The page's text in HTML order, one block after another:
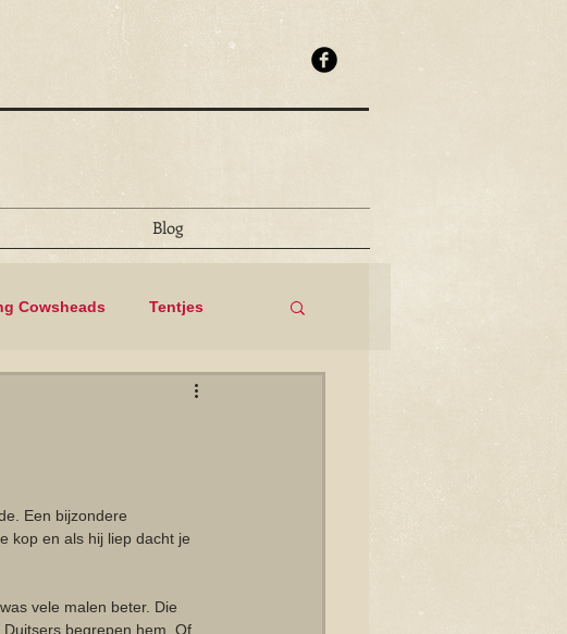
Cowsheads Tentjes
Een bijzondere
kop en als hij liep dacht je
vele malen beter. Die
begrepen hem. Of
Blog